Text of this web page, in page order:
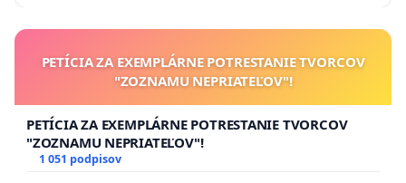
PETÍCIA ZA EXEMPLÁRNE POTRESTANIE TVORCOV
"ZOZNAMU NEPRIATEĽOV"!
PETÍCIA ZA EXEMPLÁRNE POTRESTANIE TVORCOV
"ZOZNAMU NEPRIATEĽOV"!
1 051 podpisov